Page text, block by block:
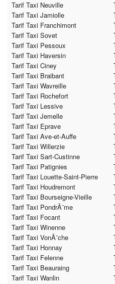
Tarif Taxi Neuville
Tarif Taxi Jamiolle
Tarif Taxi Franchimont
Tarif Taxi Sovet
Tarif Taxi Pessoux
Tarif Taxi Haversin
Tarif Taxi Ciney
Tarif Taxi Braibant
Tarif Taxi Wavreille
Tarif Taxi Rochefort
Tarif Taxi Lessive
Tarif Taxi Jemelle
Tarif Taxi Eprave
Tarif Taxi Ave-et-Auffe
Tarif Taxi Willerzie
Tarif Taxi Sart-Custinne
Tarif Taxi Patignies
Tarif Taxi Louette-Saint-Pierre
Tarif Taxi Houdremont
Tarif Taxi Bourseigne-Vieille
Tarif Taxi PondrÃ¨me
Tarif Taxi Focant
Tarif Taxi Winenne
Tarif Taxi VonÃ¨che
Tarif Taxi Honnay
Tarif Taxi Felenne
Tarif Taxi Beauraing
Tarif Taxi Wanlin